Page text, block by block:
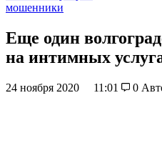
мошенники
Еще один
на интимных
24 ноября 2020 11:01 0